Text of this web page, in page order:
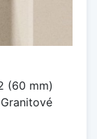
(60 mm)